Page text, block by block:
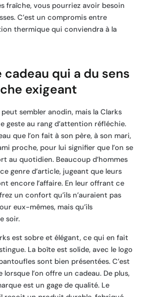
fraîche, vous pourriez avoir besoin
C’est un compromis entre
thermique qui conviendra à la
cadeau qui a du sens
exigeant
sembler anodin, mais la Clarks
geste au rang d’attention réfléchie.
que l’on fait à son père, à son mari,
proche, pour lui signifier que l’on se
au quotidien. Beaucoup d’hommes
genre d’article, jugeant que leurs
encore l’affaire. En leur offrant ce
un confort qu’ils n’auraient pas
eux-mêmes, mais qu’ils
soir.
est sobre et élégant, ce qui en fait
La boîte est solide, avec le logo
sont bien présentées. C’est
l’on offre un cadeau. De plus,
est un gage de qualité. Le